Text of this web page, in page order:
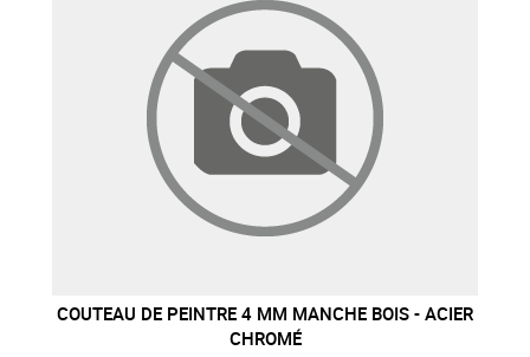
COUTEAU DE PEINTRE 4 MM MANCHE BOIS - ACIER
CHROMÉ